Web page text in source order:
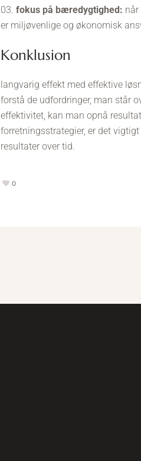
fokus på bæredygtighed:
er miljøvenlige og økonomisk
konklusion
langvarig effekt med effektive
forstå de udfordringer, man står
effektivitet, kan man opnå
forretningsstrategier, er det
resultater over tid.
0